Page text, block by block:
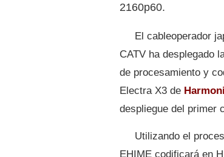
2160p60.
El cableoperador
CATV ha desplegado
de procesamiento y
Electra X3 de
despliegue del primer
Utilizando el
EHIME codificará en